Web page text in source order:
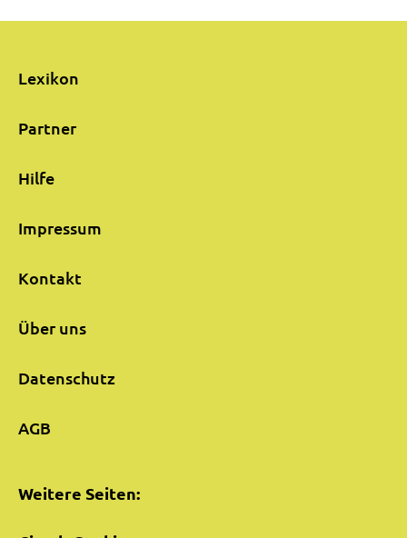
Lexikon
Partner
Hilfe
Impressum
Kontakt
Über uns
Datenschutz
AGB
Weitere Seiten: